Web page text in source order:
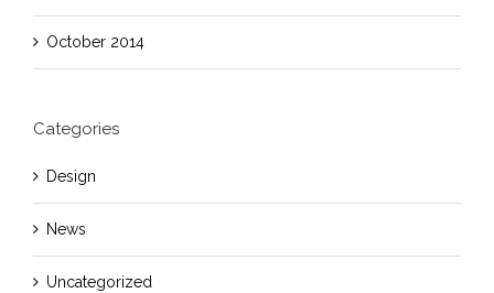
October 2014
Categories
Design
News
Uncategorized